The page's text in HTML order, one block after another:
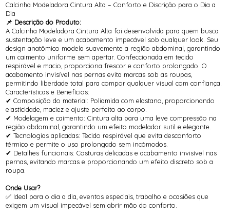
Calcinha Modeladora Cintura Alta – Conforto e Discrição para o Dia a
Dia
📌 Descrição do Produto:
A Calcinha Modeladora Cintura Alta foi desenvolvida para quem busca
sustentação leve e um acabamento impecável sob qualquer look. Seu
design anatômico modela suavemente a região abdominal, garantindo
um caimento uniforme sem apertar. Confeccionada em tecido
respirável e macio, proporciona frescor e conforto prolongado. O
acabamento invisível nas pernas evita marcas sob as roupas,
permitindo liberdade total para compor qualquer visual com confiança.
Características e Benefícios:
✔ Composição do material: Poliamida com elastano, proporcionando
elasticidade, maciez e ajuste perfeito ao corpo.
✔ Modelagem e caimento: Cintura alta para uma leve compressão na
região abdominal, garantindo um efeito modelador sutil e elegante.
✔ Tecnologias aplicadas: Tecido respirável que evita desconforto
térmico e permite o uso prolongado sem incômodos.
✔ Detalhes funcionais: Costuras delicadas e acabamento invisível nas
pernas, evitando marcas e proporcionando um efeito discreto sob a
roupa.
Onde Usar?
✅ Ideal para o dia a dia, eventos especiais, trabalho e ocasiões que
exigem um visual impecável sem abrir mão do conforto.